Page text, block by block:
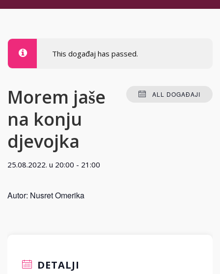
This događaj has passed.
ALL DOGAĐAJI
Morem jaše
na konju
djevojka
25.08.2022. u 20:00 - 21:00
Autor: Nusret Omerika
DETALJI